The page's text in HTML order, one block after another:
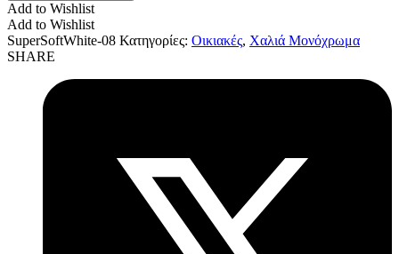
Add to Wishlist
Add to Wishlist
SuperSoftWhite-08 Κατηγορίες: Οικιακές, Χαλιά Μονόχρωμα
SHARE